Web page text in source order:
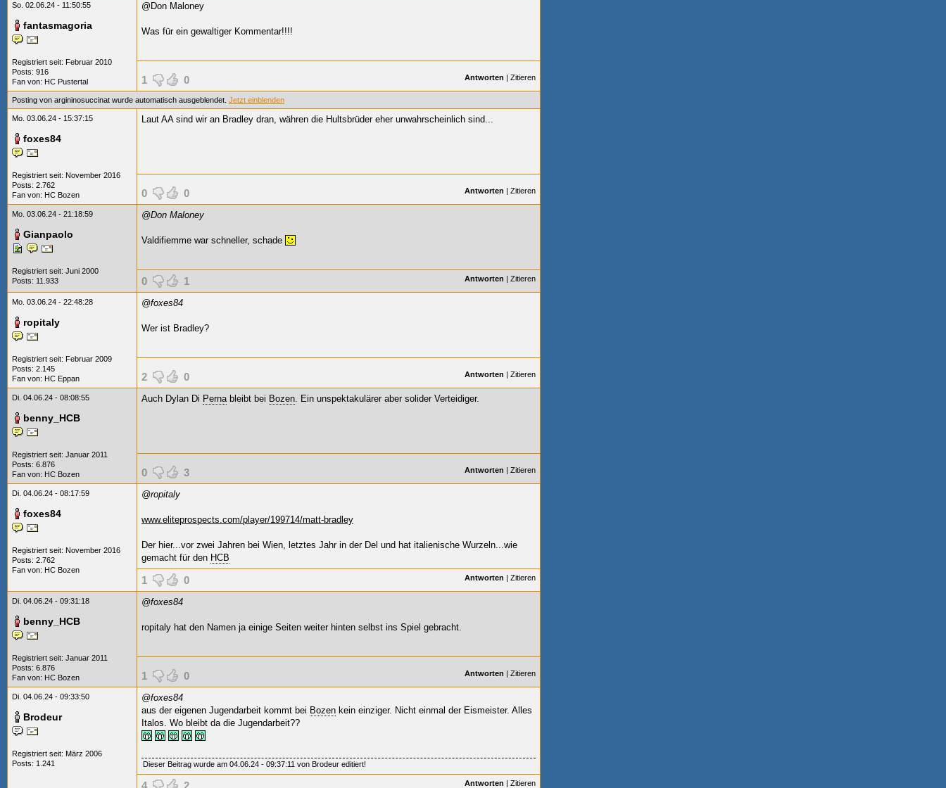
So. 02.06.24 - 11:50:55
fantasmagoria
Registriert seit: Februar 2010
Posts: 916
Fan von: HC Pustertal
@Don Maloney
Was für ein gewaltiger Kommentar!!!!
1 0 Antworten | Zitieren
Posting von argininosuccinat wurde automatisch ausgeblendet. Jetzt einblenden
Mo. 03.06.24 - 15:37:15
foxes84
Registriert seit: November 2016
Posts: 2.762
Fan von: HC Bozen
Laut AA sind wir an Bradley dran, währen die Hultsbrüder eher unwahrscheinlich sind...
0 0 Antworten | Zitieren
Mo. 03.06.24 - 21:18:59
Gianpaolo
Registriert seit: Juni 2000
Posts: 11.933
@Don Maloney
Valdifiemme war schneller, schade
0 1 Antworten | Zitieren
Mo. 03.06.24 - 22:48:28
ropitaly
Registriert seit: Februar 2009
Posts: 2.145
Fan von: HC Eppan
@foxes84
Wer ist Bradley?
2 0 Antworten | Zitieren
Di. 04.06.24 - 08:08:55
benny_HCB
Registriert seit: Januar 2011
Posts: 6.876
Fan von: HC Bozen
Auch Dylan Di Pernableibt bei Bozen. Ein unspektakulärer aber solider Verteidiger.
0 3 Antworten | Zitieren
Di. 04.06.24 - 08:17:59
foxes84
Registriert seit: November 2016
Posts: 2.762
Fan von: HC Bozen
@ropitaly
www.eliteprospects.com/player/199714/matt-bradley
Der hier...vor zwei Jahren bei Wien, letztes Jahr in der Del und hat italienische Wurzeln...wie
gemacht für den HCB
1 0 Antworten | Zitieren
Di. 04.06.24 - 09:31:18
benny_HCB
Registriert seit: Januar 2011
Posts: 6.876
Fan von: HC Bozen
@foxes84
ropitaly hat den Namen ja einige Seiten weiter hinten selbst ins Spiel gebracht.
1 0 Antworten | Zitieren
Di. 04.06.24 - 09:33:50
Brodeur
Registriert seit: März 2006
Posts: 1.241
@foxes84
aus der eigenen Jugendarbeit kommt bei Bozen kein einziger. Nicht einmal der Eismeister. Alles
Italos. Wo bleibt da die Jugendarbeit??
Dieser Beitrag wurde am 04.06.24 - 09:37:11 von Brodeur editiert!
4 2 Antworten | Zitieren